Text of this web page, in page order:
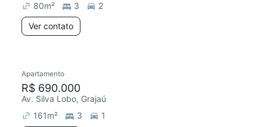
80m² 3
2
Ver contato
Apartamento
R$ 690.000
Av. Silva Lobo, Grajaú
161m² 3
1